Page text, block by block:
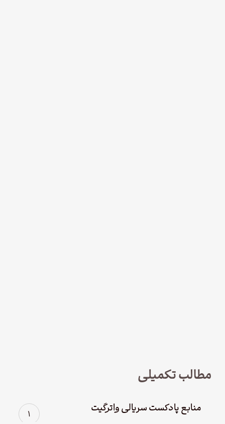
مطالب تکمیلی
منابع پادکست سریالی واترگیت